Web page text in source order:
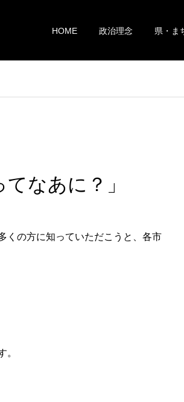
HOME 政治理念 県・ま
なあに？」
くの方に知っていただこうと、各市
。